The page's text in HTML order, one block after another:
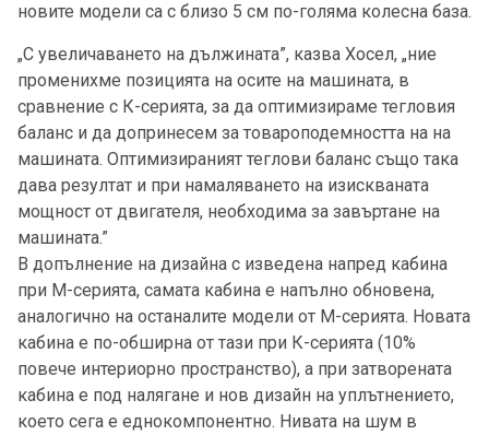
новите модели са с близо 5 см по-голяма колесна база.
„С увеличаването на дължината”, казва Хосел, „ние
променихме позицията на осите на машината, в
сравнение с К-серията, за да оптимизираме тегловия
баланс и да допринесем за товароподемността на на
машината. Оптимизираният теглови баланс също така
дава резултат и при намаляването на изискваната
мощност от двигателя, необходима за завъртане на
машината.”
В допълнение на дизайна с изведена напред кабина
при М-серията, самата кабина е напълно обновена,
аналогично на останалите модели от М-серията. Новата
кабина е по-обширна от тази при К-серията (10%
повече интериорно пространство), а при затворената
кабина е под налягане и нов дизайн на уплътнението,
което сега е еднокомпонентно. Нивата на шум в